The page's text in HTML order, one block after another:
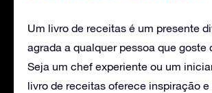
Um livro de receitas é um presente
agrada a qualquer pessoa que goste
Seja um chef experiente ou um
livro de receitas oferece inspiração